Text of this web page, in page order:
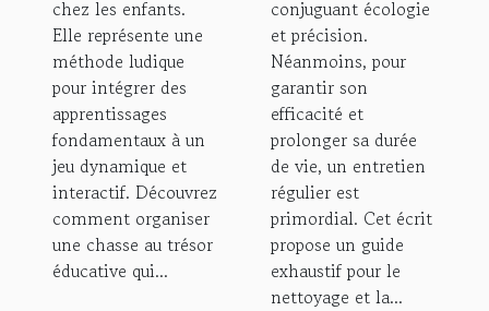
chez les enfants.
Elle représente une
méthode ludique
pour intégrer des
apprentissages
fondamentaux à un
jeu dynamique et
interactif. Découvrez
comment organiser
une chasse au trésor
éducative qui...
conjuguant écologie
et précision.
Néanmoins, pour
garantir son
efficacité et
prolonger sa durée
de vie, un entretien
régulier est
primordial. Cet écrit
propose un guide
exhaustif pour le
nettoyage et la...